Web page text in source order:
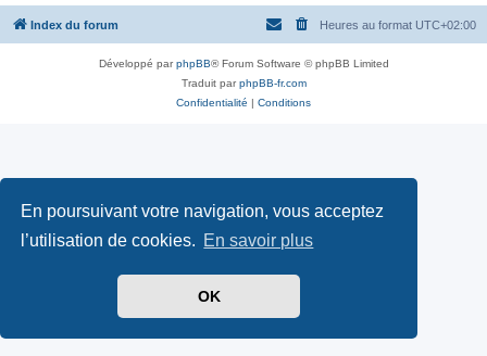
En poursuivant votre navigation, vous acceptez
l’utilisation de cookies. En savoir plus
OK
Index du forum Heures au format UTC+02:00
Développé parphpBB® Forum Software © phpBB Limited
Traduit parphpBB-fr.com
Confidentialité | Conditions